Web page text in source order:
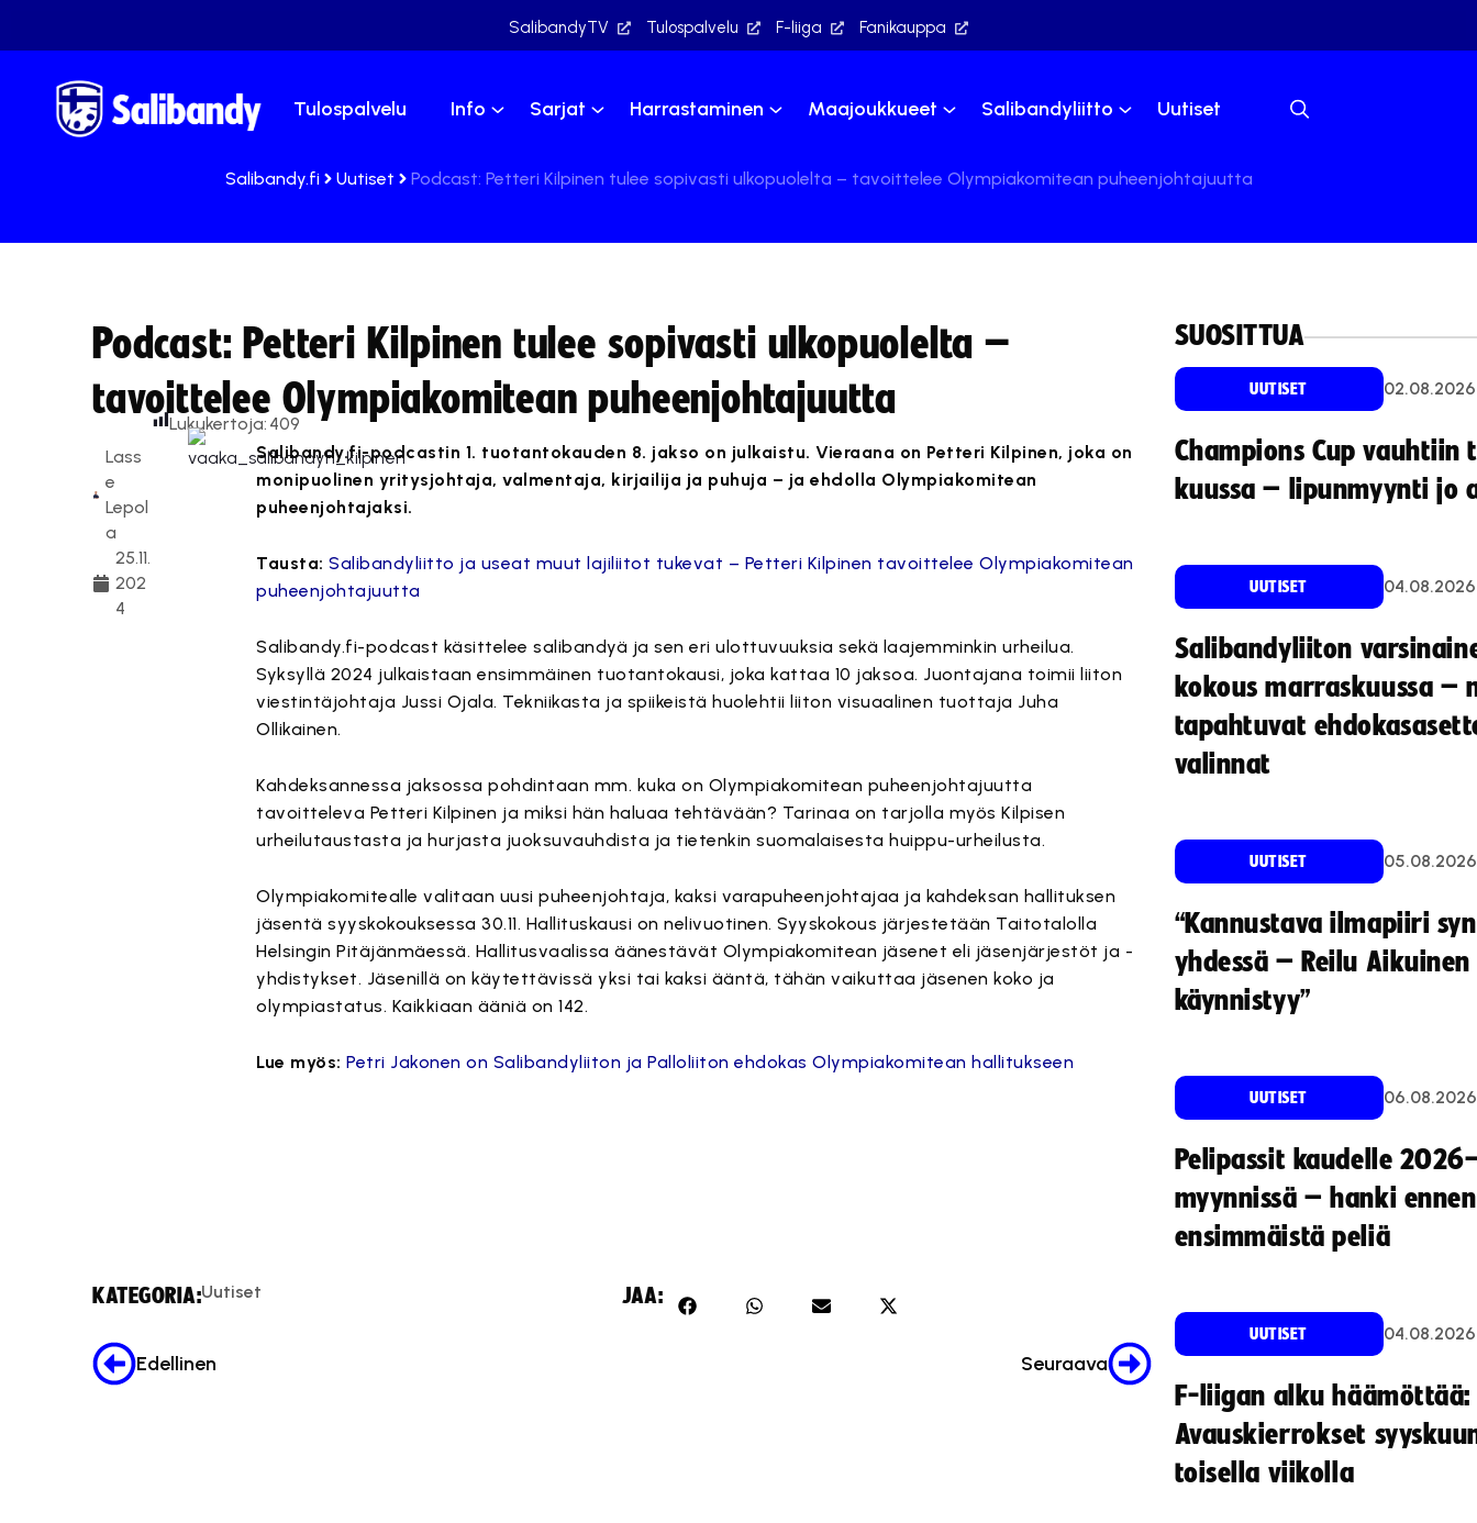
SalibandyTV Tulospalvelu F-liiga Fanikauppa
Tulospalvelu Info Sarjat Harrastaminen Maajoukkueet Salibandyliitto Uutiset
Salibandy.fi Uutiset Podcast: Petteri Kilpinen tulee sopivasti ulkopuolelta – tavoittelee Olympiakomitean puheenjohtajuutta
Podcast: Petteri Kilpinen tulee sopivasti ulkopuolelta –
tavoittelee Olympiakomitean puheenjohtajuutta
Lass
e
Lepol
a
25.11.
202
4
Lukukertoja: 409
Salibandy.fi-podcastin 1. tuotantokauden 8. jakso on julkaistu. Vieraana on Petteri Kilpinen, joka on
monipuolinen yritysjohtaja, valmentaja, kirjailija ja puhuja – ja ehdolla Olympiakomitean
puheenjohtajaksi.
Tausta:Salibandyliitto ja useat muut lajiliitot tukevat – Petteri Kilpinen tavoittelee Olympiakomitean
puheenjohtajuutta
Salibandy.fi-podcast käsittelee salibandyä ja sen eri ulottuvuuksia sekä laajemminkin urheilua.
Syksyllä 2024 julkaistaan ensimmäinen tuotantokausi, joka kattaa 10 jaksoa. Juontajana toimii liiton
viestintäjohtaja Jussi Ojala. Tekniikasta ja spiikeistä huolehtii liiton visuaalinen tuottaja Juha
Ollikainen.
Kahdeksannessa jaksossa pohdintaan mm. kuka on Olympiakomitean puheenjohtajuutta
tavoitteleva Petteri Kilpinen ja miksi hän haluaa tehtävään? Tarinaa on tarjolla myös Kilpisen
urheilutaustasta ja hurjasta juoksuvauhdista ja tietenkin suomalaisesta huippu-urheilusta.
Olympiakomitealle valitaan uusi puheenjohtaja, kaksi varapuheenjohtajaa ja kahdeksan hallituksen
jäsentä syyskokouksessa 30.11. Hallituskausi on nelivuotinen. Syyskokous järjestetään Taitotalolla
Helsingin Pitäjänmäessä. Hallitusvaalissa äänestävät Olympiakomitean jäsenet eli jäsenjärjestöt ja -
yhdistykset. Jäsenillä on käytettävissä yksi tai kaksi ääntä, tähän vaikuttaa jäsenen koko ja
olympiastatus. Kaikkiaan ääniä on 142.
Lue myös: Petri Jakonen on Salibandyliiton ja Palloliiton ehdokas Olympiakomitean hallitukseen
KATEGORIA:Uutiset JAA:
Edellinen Seuraava
SUOSITTUA
UUTISET 02.08.2026
Champions Cup vauhtiin
kuussa – lipunmyynti jo
UUTISET 04.08.2026
Salibandyliiton
kokous marraskuussa –
tapahtuvat
valinnat
UUTISET 05.08.2026
“Kannustava ilmapiiri
yhdessä – Reilu
käynnistyy”
UUTISET 06.08.2026
Pelipassit kaudelle
myynnissä – hanki ennen
ensimmäistä peliä
UUTISET 04.08.2026
F-liigan alku häämöttää:
Avauskierrokset
toisella viikolla